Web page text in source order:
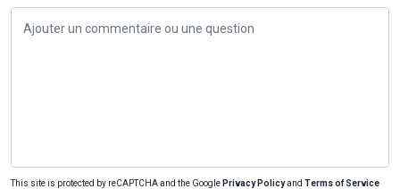
This site is protected by reCAPTCHA and the Google Privacy Policyand Terms of Service